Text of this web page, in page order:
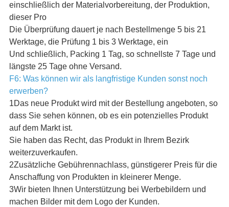
einschließlich der Materialvorbereitung, der Produktion,
dieser Pro
Die Überprüfung dauert je nach Bestellmenge 5 bis 21
Werktage, die Prüfung 1 bis 3 Werktage, ein
Und schließlich, Packing 1 Tag, so schnellste 7 Tage und
längste 25 Tage ohne Versand.
F6: Was können wir als langfristige Kunden sonst noch
erwerben?
1Das neue Produkt wird mit der Bestellung angeboten, so
dass Sie sehen können, ob es ein potenzielles Produkt
auf dem Markt ist.
Sie haben das Recht, das Produkt in Ihrem Bezirk
weiterzuverkaufen.
2Zusätzliche Gebührennachlass, günstigerer Preis für die
Anschaffung von Produkten in kleinerer Menge.
3Wir bieten Ihnen Unterstützung bei Werbebildern und
machen Bilder mit dem Logo der Kunden.